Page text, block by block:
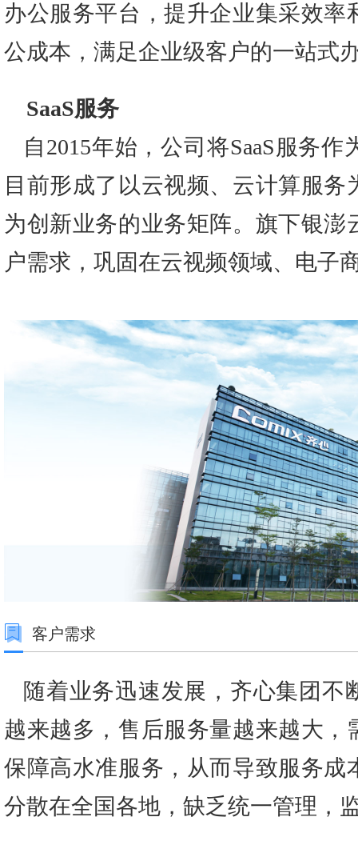
办公服务平台，提升企业集采效
公成本，满足企业级客户的一站式
SaaS服务
自2015年始，公司将SaaS服务
目前形成了以云视频、云计算服
为创新业务的业务矩阵。旗下银
户需求，巩固在云视频领域、电子
客户需求
随着业务迅速发展，齐心集团不
越来越多，售后服务量越来越大
保障高水准服务，从而导致服务
分散在全国各地，缺乏统一管理，